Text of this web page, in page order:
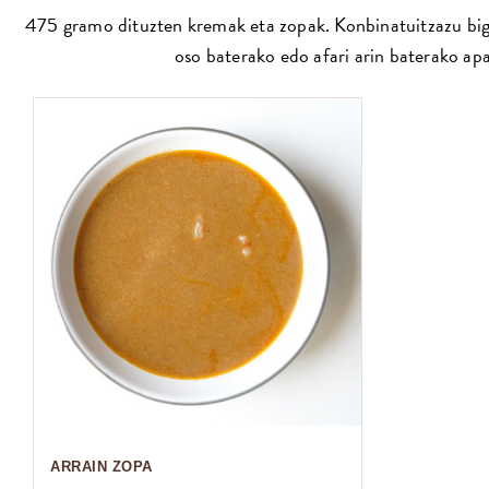
475 gramo dituzten kremak eta zopak. Konbinatuitzazu
oso baterako edo afari arin baterako
ARRAIN ZOPA